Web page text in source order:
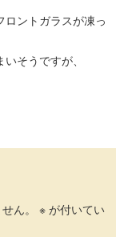
ントガラスが凍っ
そうですが、
ん。 ※ が付いてい